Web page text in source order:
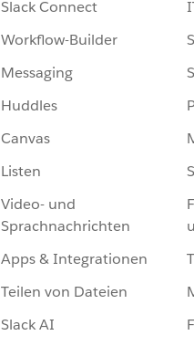
Slack Connect
Workflow-Builder
Messaging
Huddles
Canvas
Listen
Video- und
Sprachnachrichten
Apps & Integrationen
Teilen von Dateien
Slack AI